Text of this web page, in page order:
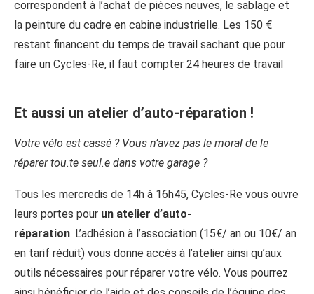
correspondent à l’achat de pièces neuves, le sablage et
la peinture du cadre en cabine industrielle. Les 150 €
restant financent du temps de travail sachant que pour
faire un Cycles-Re, il faut compter 24 heures de travail
Et aussi un atelier d’auto-réparation !
Votre vélo est cassé ? Vous n’avez pas le moral de le
réparer tou.te seul.e dans votre garage ?
Tous les mercredis de 14h à 16h45, Cycles-Re vous ouvre
leurs portes pour un atelier d’auto-
réparation. L’adhésion à l’association (15€/ an ou 10€/ an
en tarif réduit) vous donne accès à l’atelier ainsi qu’aux
outils nécessaires pour réparer votre vélo. Vous pourrez